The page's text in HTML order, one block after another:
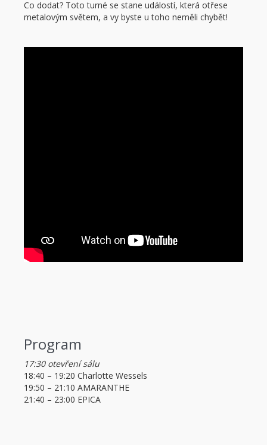
Co dodat? Toto turné se stane událostí, která otřese
metalovým světem, a vy byste u toho neměli chybět!
Program
17:30 otevření sálu
18:40 – 19:20 Charlotte Wessels
19:50 – 21:10 AMARANTHE
21:40 – 23:00 EPICA